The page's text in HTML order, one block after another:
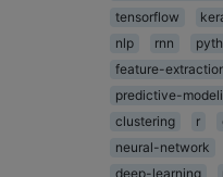
tensorflow
nlp
rnn
feature-
predictive-
clustering
r
neural-network
deep-learning